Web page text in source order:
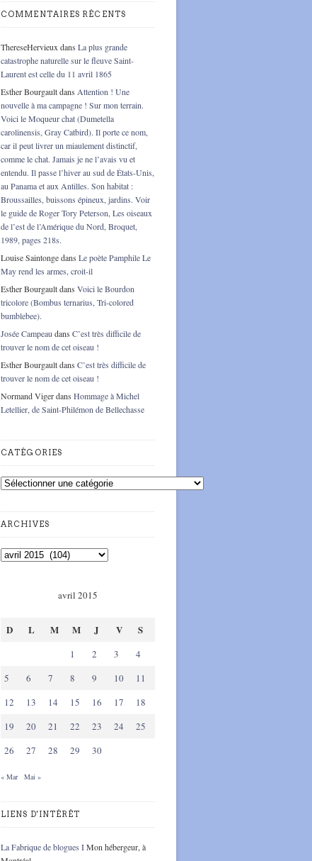
COMMENTAIRES RÉCENTS
ThereseHervieux dans La plus grande
catastrophe naturelle sur le fleuve Saint-
Laurent est celle du 11 avril 1865
Esther Bourgaultdans Attention ! Une
nouvelle à ma campagne ! Sur mon terrain.
Voici le Moqueur chat (Dumetella
carolinensis, Gray Catbird). Il porte ce nom,
car il peut livrer un miaulement distinctif,
comme le chat. Jamais je ne l’avais vu et
entendu. Il passe l’hiver au sud de États-Unis,
au Panama et aux Antilles. Son habitat :
Broussailles, buissons épineux, jardins. Voir
le guide de Roger Tory Peterson, Les oiseaux
de l’est de l’Amérique du Nord, Broquet,
1989, pages 218s.
Louise Saintongedans Le poète Pamphile Le
May rend les armes, croit-il
Esther Bourgaultdans Voici le Bourdon
tricolore (Bombus ternarius, Tri-colored
bumblebee).
Josée Campeau dans C’est très difficile de
trouver le nom de cet oiseau !
Esther Bourgaultdans C’est très difficile de
trouver le nom de cet oiseau !
Normand Vigerdans Hommage à Michel
Letellier, de Saint-Philémon de Bellechasse
CATÉGORIES
ARCHIVES
avril 2015
D L M M J V S
1 2 3
4
5
6 7 8 9 10
11
12
13 14 15 16 17
18
19
20 21 22 23 24
25
26
27 28 29 30
« Mar Mai »
LIENS D'INTÉRÊT
La Fabrique de blogues IMon hébergeur, à